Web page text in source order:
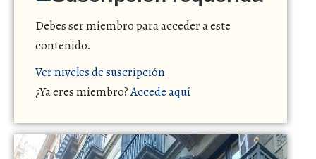
Debes ser miembro para acceder a este
contenido.
Ver niveles de suscripción
¿Ya eres miembro?Accede aquí